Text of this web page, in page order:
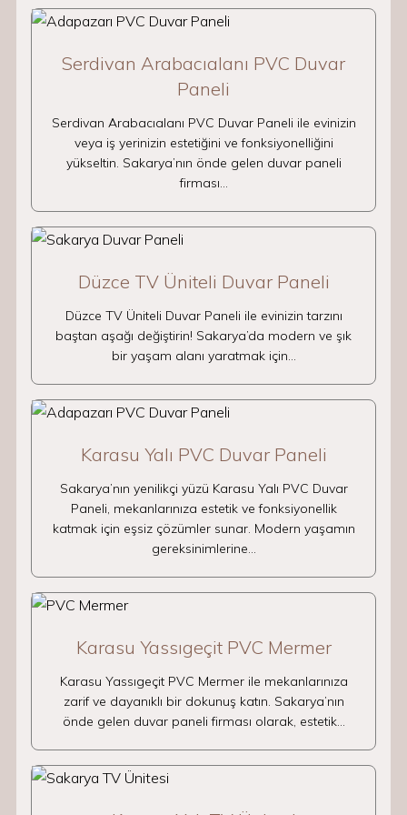
Serdivan Arabacıalanı PVC Duvar
Paneli
Serdivan Arabacıalanı PVC Duvar Paneli ile evinizin
veya iş yerinizin estetiğini ve fonksiyonelliğini
yükseltin. Sakarya’nın önde gelen duvar paneli
firması…
Düzce TV Üniteli Duvar Paneli
Düzce TV Üniteli Duvar Paneli ile evinizin tarzını
baştan aşağı değiştirin! Sakarya’da modern ve şık
bir yaşam alanı yaratmak için…
Karasu Yalı PVC Duvar Paneli
Sakarya’nın yenilikçi yüzü Karasu Yalı PVC Duvar
Paneli, mekanlarınıza estetik ve fonksiyonellik
katmak için eşsiz çözümler sunar. Modern yaşamın
gereksinimlerine…
Karasu Yassıgeçit PVC Mermer
Karasu Yassıgeçit PVC Mermer ile mekanlarınıza
zarif ve dayanıklı bir dokunuş katın. Sakarya’nın
önde gelen duvar paneli firması olarak, estetik…